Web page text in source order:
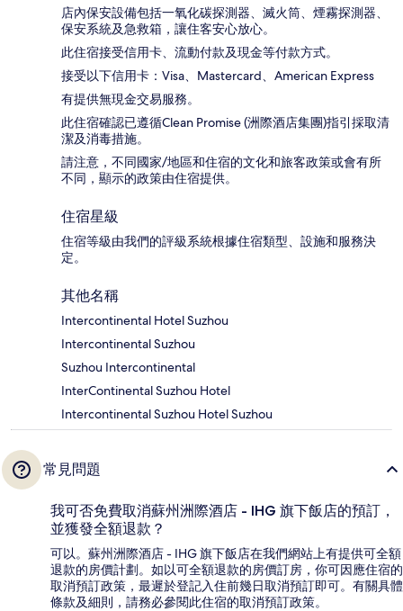
店內保安設備包括一氧化碳探測器、滅火筒、煙霧探測器、
保安系統及急救箱，讓住客安心放心。
此住宿接受信用卡、流動付款及現金等付款方式。
接受以下信用卡：Visa、Mastercard、American Express
有提供無現金交易服務。
此住宿確認已遵循Clean Promise (洲際酒店集團)指引採取清
潔及消毒措施。
請注意，不同國家/地區和住宿的文化和旅客政策或會有所
不同，顯示的政策由住宿提供。
住宿星級
住宿等級由我們的評級系統根據住宿類型、設施和服務決
定。
其他名稱
Intercontinental Hotel Suzhou
Intercontinental Suzhou
Suzhou Intercontinental
InterContinental Suzhou Hotel
Intercontinental Suzhou Hotel Suzhou
常見問題
我可否免費取消蘇州洲際酒店 - IHG 旗下飯店的預訂，
並獲發全額退款？
可以。蘇州洲際酒店 - IHG 旗下飯店在我們網站上有提供可全額
退款的房價計劃。如以可全額退款的房價訂房，你可因應住宿的
取消預訂政策，最遲於登記入住前幾日取消預訂即可。有關具體
條款及細則，請務必參閱此住宿的取消預訂政策。